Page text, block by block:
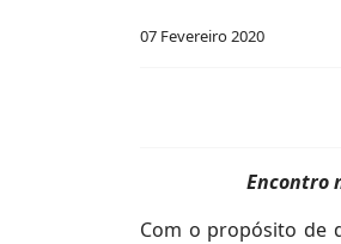
07 Fevereiro 2020
Encontro
Com o propósito de